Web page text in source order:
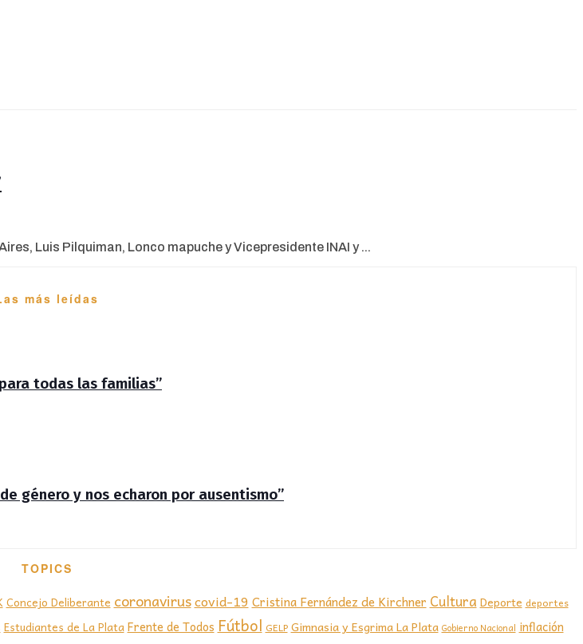
Luis Pilquiman, Lonco mapuche y Vicepresidente INAI y ...
más leídas
todas las familias”
género y nos echaron por ausentismo”
TOPICS
Concejo Deliberante coronaviruscovid-19 Cristina Fernández de Kirchner Cultura Deporte deportes
Estudiantes de La Plata Frente de Todos Fútbol GELP Gimnasia y Esgrima La Plata Gobierno Nacional inflación